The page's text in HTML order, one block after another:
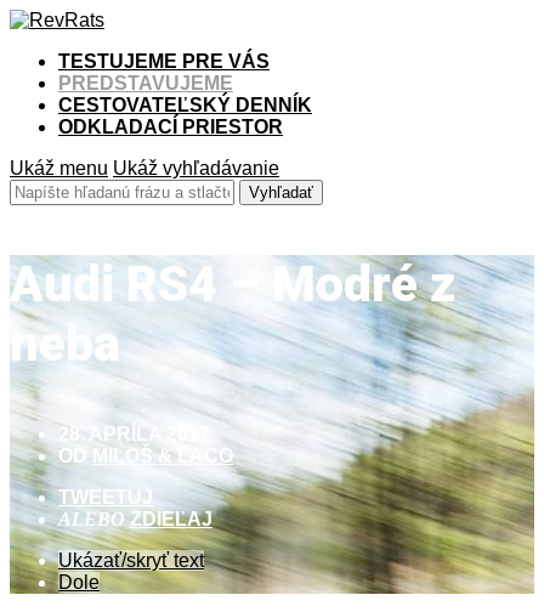
TESTUJEME PRE VÁS
PREDSTAVUJEME
CESTOVATEĽSKÝ DENNÍK
ODKLADACÍ PRIESTOR
Ukáž menu Ukáž vyhľadávanie
Audi RS4 – Modré z
neba
28. APRÍLA 2017
OD
MILOŠ & LACO
TWEETUJ
ALEBO ZDIEĽAJ
Ukázať/skryť text
Dole